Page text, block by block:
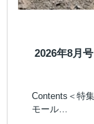
2026年8月
Contents＜特
モール…